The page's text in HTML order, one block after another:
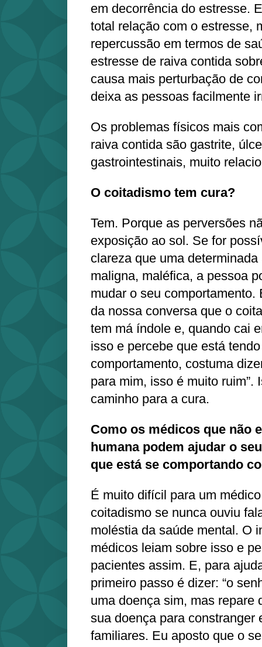
em decorrência do estresse.
total relação com o estresse,
repercussão em termos de
estresse de raiva contida
causa mais perturbação de
deixa as pessoas facilmente
Os problemas físicos mais
raiva contida são gastrite,
gastrointestinais, muito
O coitadismo tem cura?
Tem. Porque as perversões
exposição ao sol. Se for
clareza que uma
maligna, maléfica, a pessoa
mudar o seu comportamento.
da nossa conversa que o
tem má índole e, quando cai
isso e percebe que está
comportamento, costuma
para mim, isso é muito ruim”.
caminho para a cura.
Como os médicos que não
humana podem ajudar o
que está se comportando
É muito difícil para um
coitadismo se nunca ouviu
moléstia da saúde mental. O
médicos leiam sobre isso e
pacientes assim. E, para
primeiro passo é dizer: “o
uma doença sim, mas repare
sua doença para constranger
familiares. Eu aposto que o